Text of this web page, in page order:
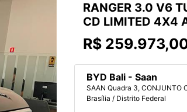
RANGER 3.0 V6
CD LIMITED 4X4
R$
BYD Bali - Saan
SAAN Quadra 3, CONJUNTO
Brasília / Distrito Federal